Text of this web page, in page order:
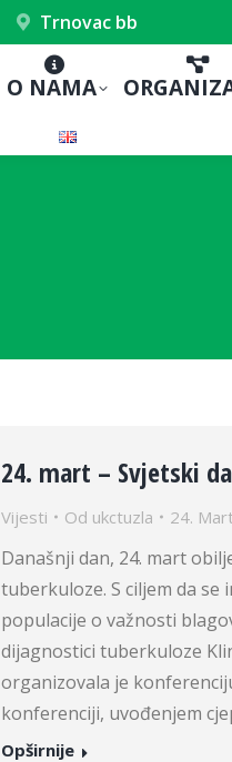
Trnovac bb
O NAMA
24. mart – Svjetski
Vijesti Od ukctuzla 24.
Današnji dan, 24. mart
tuberkuloze. S ciljem da
populacije o važnosti
dijagnostici tuberkuloze
organizovala je
konferenciji, uvođenjem
Opširnije